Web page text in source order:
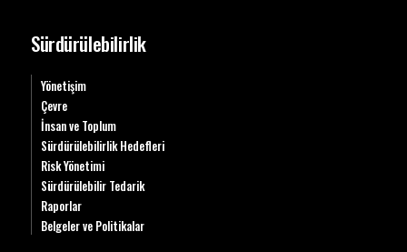
Sürdürülebilirlik
Yönetişim
Çevre
İnsan ve Toplum
Sürdürülebilirlik Hedefleri
Risk Yönetimi
Sürdürülebilir Tedarik
Raporlar
Belgeler ve Politikalar